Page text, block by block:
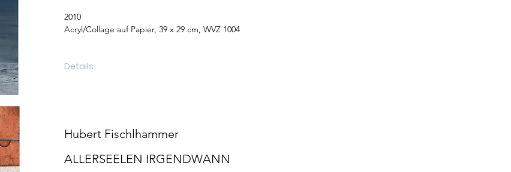
2010
Acryl/Collage auf Papier, 39 x 29 cm, WVZ 1004
Details
Hubert Fischlhammer
ALLERSEELEN IRGENDWANN